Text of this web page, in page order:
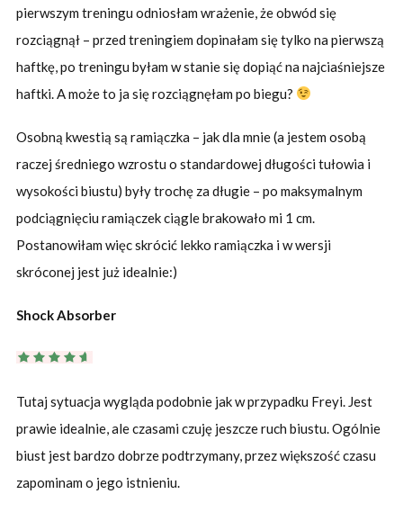
pierwszym treningu odniosłam wrażenie, że obwód się
rozciągnął – przed treningiem dopinałam się tylko na pierwszą
haftkę, po treningu byłam w stanie się dopiąć na najciaśniejsze
haftki. A może to ja się rozciągnęłam po biegu?
Osobną kwestią są ramiączka – jak dla mnie (a jestem osobą
raczej średniego wzrostu o standardowej długości tułowia i
wysokości biustu) były trochę za długie – po maksymalnym
podciągnięciu ramiączek ciągle brakowało mi 1 cm.
Postanowiłam więc skrócić lekko ramiączka i w wersji
skróconej jest już idealnie:)
Shock Absorber
Tutaj sytuacja wygląda podobnie jak w przypadku Freyi. Jest
prawie idealnie, ale czasami czuję jeszcze ruch biustu. Ogólnie
biust jest bardzo dobrze podtrzymany, przez większość czasu
zapominam o jego istnieniu.